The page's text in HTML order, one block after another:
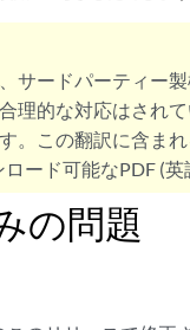
サードパーティー
理的な対応はされ
。この翻訳に含ま
ロード可能なPDF (英
の問題